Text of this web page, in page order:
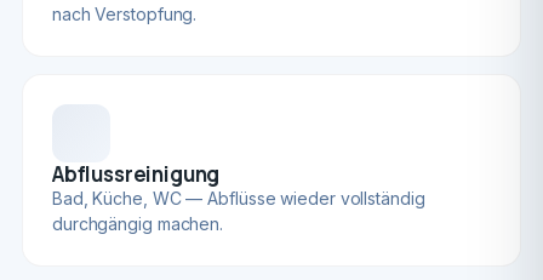
nach Verstopfung.
Abflussreinigung
Bad, Küche, WC — Abflüsse wieder vollständig
durchgängig machen.